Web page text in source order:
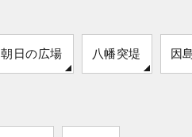
朝日の広場 八幡突堤 因